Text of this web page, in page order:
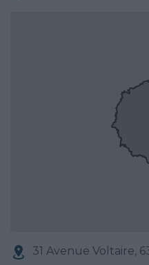
31 Avenue Voltaire,